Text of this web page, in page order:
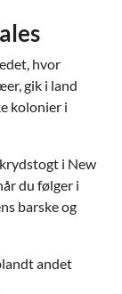
hvor
gik i land
kolonier i
i New
du følger i
barske og
andet